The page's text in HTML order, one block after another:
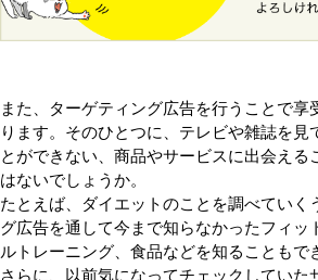
また、ターゲティング広告を行うことで享
ります。そのひとつに、テレビや雑誌を見
とができない、商品やサービスに出会える
はないでしょうか。
たとえば、ダイエットのことを調べていく
グ広告を通して今まで知らなかったフィッ
ルトレーニング、食品などを知ることもで
さらに、以前気になってチェックしていた